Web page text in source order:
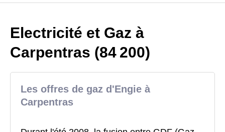
Electricité et Gaz à
Carpentras (84 200)
Les offres de gaz d'Engie à
Carpentras